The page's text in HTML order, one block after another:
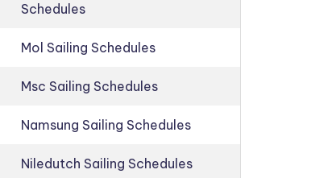
Schedules
Mol Sailing Schedules
Msc Sailing Schedules
Namsung Sailing Schedules
Niledutch Sailing Schedules